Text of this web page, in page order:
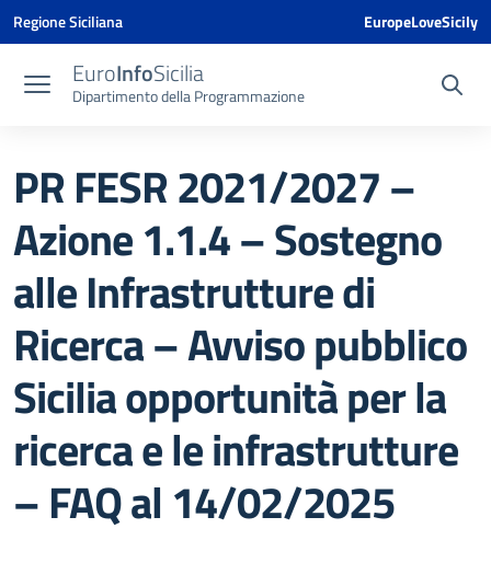
Vai ai contenuti
Vai al menu di navigazione
Vai al footer
Vai al banner delle Cookie Policy
Regione Siciliana EuropeLoveSicily
EuroInfoSicilia
Dipartimento della Programmazione
PR FESR 2021/2027 –
Azione 1.1.4 – Sostegno
alle Infrastrutture di
Ricerca – Avviso pubblico
Sicilia opportunità per la
ricerca e le infrastrutture
– FAQ al 14/02/2025